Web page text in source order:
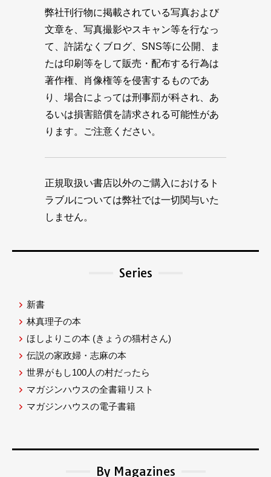
弊社刊行物に掲載されている写真および
文章を、写真撮影やスキャン等を行なっ
て、許諾なくブログ、SNS等に公開、ま
たは印刷等をして販売・配布する行為は
著作権、肖像権等を侵害するものであ
り、場合によっては刑事罰が科され、あ
るいは損害賠償を請求される可能性があ
ります。ご注意ください。
正規取扱い書店以外のご購入におけるト
ラブルについては弊社では一切関与いた
しません。
Series
新書
林真理子の本
ほしよりこの本 (きょうの猫村さん)
伝説の家政婦・志麻の本
世界がもし100人の村だったら
マガジンハウスの全書籍リスト
マガジンハウスの電子書籍
By Magazines